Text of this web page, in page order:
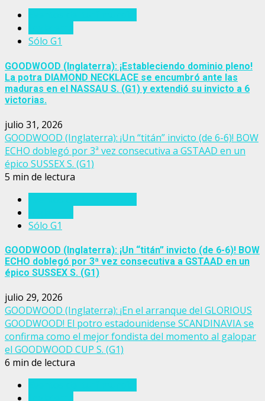
Sólo G1
GOODWOOD (Inglaterra): ¡Estableciendo dominio pleno!
La potra DIAMOND NECKLACE se encumbró ante las
maduras en el NASSAU S. (G1) y extendió su invicto a 6
victorias.
julio 31, 2026
GOODWOOD (Inglaterra): ¡Un “titán” invicto (de 6-6)! BOW
ECHO doblegó por 3ª vez consecutiva a GSTAAD en un
épico SUSSEX S. (G1)
5 min de lectura
Sólo G1
GOODWOOD (Inglaterra): ¡Un “titán” invicto (de 6-6)! BOW
ECHO doblegó por 3ª vez consecutiva a GSTAAD en un
épico SUSSEX S. (G1)
julio 29, 2026
GOODWOOD (Inglaterra): ¡En el arranque del GLORIOUS
GOODWOOD! El potro estadounidense SCANDINAVIA se
confirma como el mejor fondista del momento al galopar
el GOODWOOD CUP S. (G1)
6 min de lectura